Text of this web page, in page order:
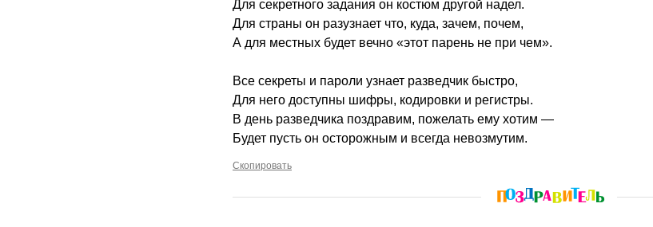
Для секретного задания он костюм другой надел.
Для страны он разузнает что, куда, зачем, почем,
А для местных будет вечно «этот парень не при чем».
Все секреты и пароли узнает разведчик быстро,
Для него доступны шифры, кодировки и регистры.
В день разведчика поздравим, пожелать ему хотим —
Будет пусть он осторожным и всегда невозмутим.
Скопировать